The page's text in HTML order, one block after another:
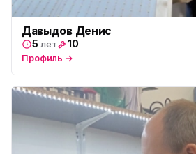
Давыдов Денис
5 лет 10
Профиль →